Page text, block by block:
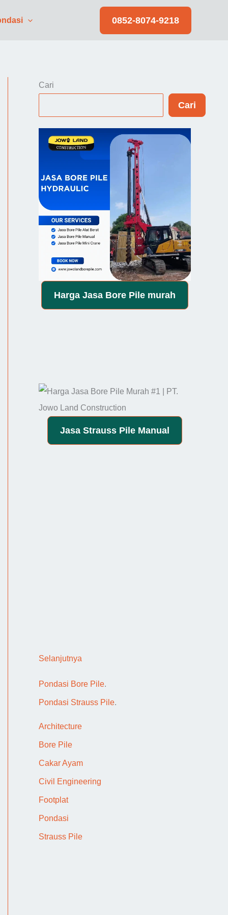
0852-8074-9218
Cari
Cari
Harga Jasa Bore Pile murah
Jasa Strauss Pile Manual
Selanjutnya
r
u
Pondasi Bore Pile.
Pondasi Strauss Pile.
Architecture
Bore Pile
Cakar Ayam
Civil Engineering
Footplat
Pondasi
Strauss Pile